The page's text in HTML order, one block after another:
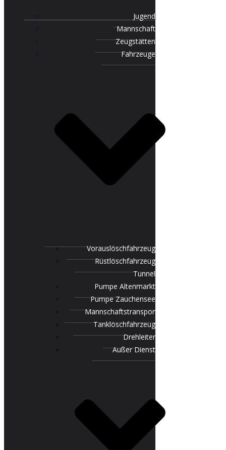
Jugend
Mannschaft
Zeugstätten
Fahrzeuge
Vorauslöschfahrzeug
Rüstlöschfahrzeug
Tunnel
Pumpe Altenmarkt
Pumpe Zauchensee
Mannschaftstransportfahrzeug
Tanklöschfahrzeug
Drehleiter
Außer Dienst